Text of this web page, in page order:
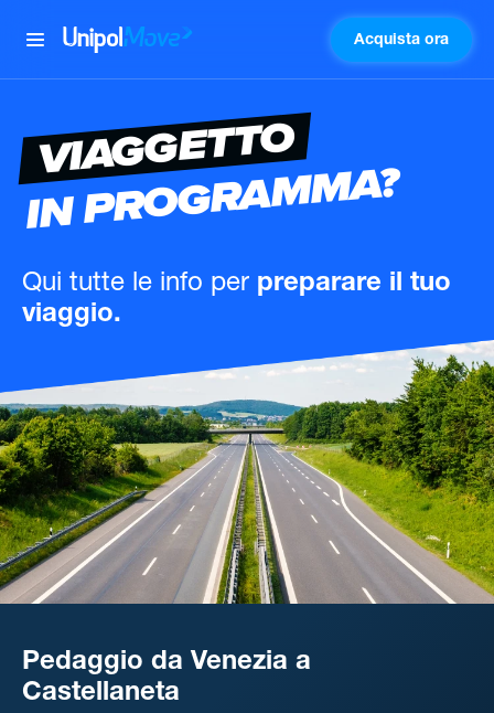
UnipolMove Acquista ora
VIAGGETTO
IN PROGRAMMA?
Qui tutte le info per preparare il tuo
viaggio.
Pedaggio da Venezia a
Castellaneta